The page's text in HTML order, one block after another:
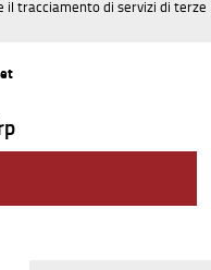
il tracciamento di servizi di terze